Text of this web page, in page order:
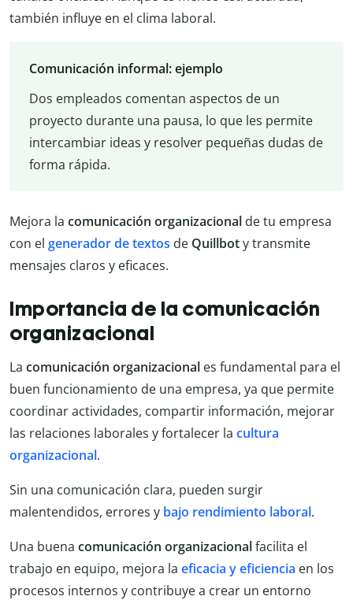
también influye en el clima laboral.
Comunicación informal: ejemplo
Dos empleados comentan aspectos de un
proyecto durante una pausa, lo que les permite
intercambiar ideas y resolver pequeñas dudas de
forma rápida.
Mejora la comunicación organizacional de tu empresa
con el generador de textos de Quillboty transmite
mensajes claros y eficaces.
Importancia de la comunicación
organizacional
La comunicación organizacional es fundamental para el
buen funcionamiento de una empresa, ya que permite
coordinar actividades, compartir información, mejorar
las relaciones laborales y fortalecer la cultura
organizacional.
Sin una comunicación clara, pueden surgir
malentendidos, errores y bajo rendimiento laboral.
Una buena comunicación organizacionalfacilita el
trabajo en equipo, mejora la eficacia y eficiencia en los
procesos internos y contribuye a crear un entorno